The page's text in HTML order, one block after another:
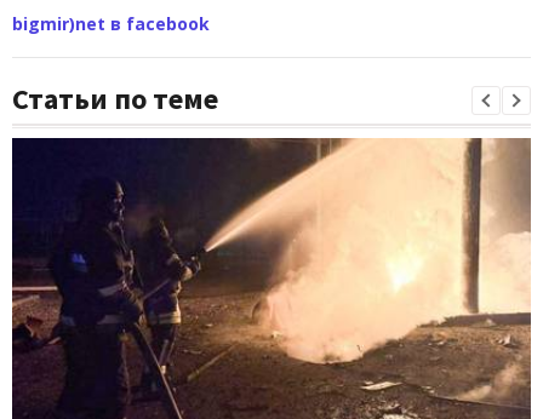
bigmir)net в facebook
Статьи по теме